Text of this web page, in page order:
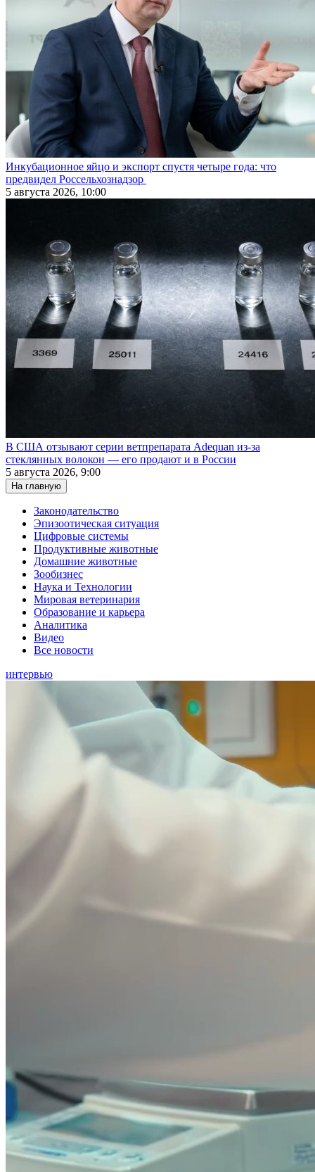
Инкубационное яйцо и экспорт спустя четыре года: что
предвидел Россельхознадзор
5 августа 2026, 10:00
В США отзывают серии ветпрепарата Adequan из-за
стеклянных волокон — его продают и в России
5 августа 2026, 9:00
На главную
Законодательство
Эпизоотическая ситуация
Цифровые системы
Продуктивные животные
Домашние животные
Зообизнес
Наука и Технологии
Мировая ветеринария
Образование и карьера
Аналитика
Видео
Все новости
интервью